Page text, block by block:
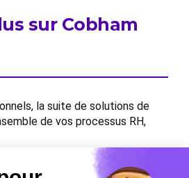
sur Cobham
la suite de solutions de
de vos processus RH,